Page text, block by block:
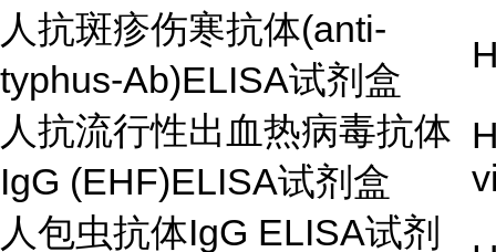
人抗斑疹伤寒抗体(anti-
typhus-Ab)ELISA试剂盒
人抗流行性出血热病毒抗体
IgG (EHF)ELISA试剂盒
人包虫抗体IgG ELISA试剂